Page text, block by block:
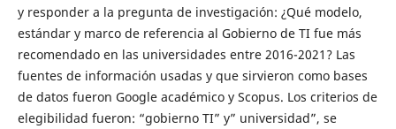
y responder a la pregunta de investigación: ¿Qué modelo,
estándar y marco de referencia al Gobierno de TI fue más
recomendado en las universidades entre 2016-2021? Las
fuentes de información usadas y que sirvieron como bases
de datos fueron Google académico y Scopus. Los criterios de
elegibilidad fueron: “gobierno TI” y” universidad”, se